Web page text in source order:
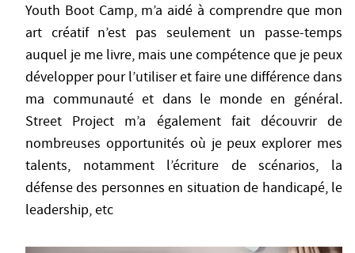
Youth Boot Camp, m’a aidé à comprendre que mon
art créatif n’est pas seulement un passe-temps
auquel je me livre, mais une compétence que je peux
développer pour l’utiliser et faire une différence dans
ma communauté et dans le monde en général.
Street Project m’a également fait découvrir de
nombreuses opportunités où je peux explorer mes
talents, notamment l’écriture de scénarios, la
défense des personnes en situation de handicapé, le
leadership, etc